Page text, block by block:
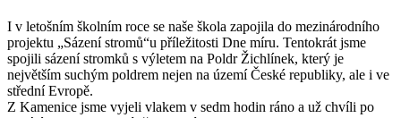
I v letošním školním roce se naše škola zapojila do mezinárodního
projektu „Sázení stromů“u příležitosti Dne míru. Tentokrát jsme
spojili sázení stromků s výletem na Poldr Žichlínek, který je
největším suchým poldrem nejen na území České republiky, ale i ve
střední Evropě.
Z Kamenice jsme vyjeli vlakem v sedm hodin ráno a už chvíli po